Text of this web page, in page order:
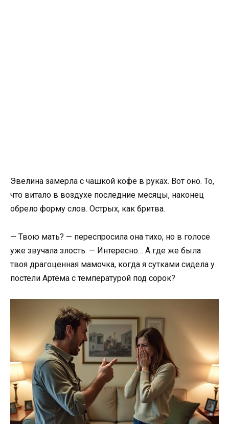
Эвелина замерла с чашкой кофе в руках. Вот оно. То,
что витало в воздухе последние месяцы, наконец
обрело форму слов. Острых, как бритва.
— Твою мать? — переспросила она тихо, но в голосе
уже звучала злость. — Интересно… А где же была
твоя драгоценная мамочка, когда я сутками сидела у
постели Артёма с температурой под сорок?